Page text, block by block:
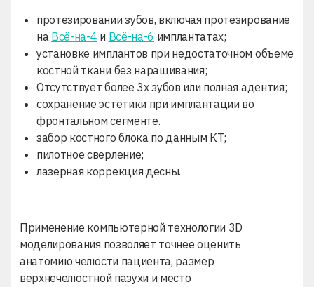
протезировании зубов, включая протезирование
на Всё-на-4 и Всё-на-6 имплантатах;
установке имплантов при недостаточном объеме
костной ткани без наращивания;
Отсутствует более 3х зубов или полная адентия;
сохранение эстетики при имплантации во
фронтальном сегменте.
забор костного блока по данным КТ;
пилотное сверление;
лазерная коррекция десны.
Применение компьютерной технологии 3D
моделирования позволяет точнее оценить
анатомию челюсти пациента, размер
верхнечелюстной пазухи и место